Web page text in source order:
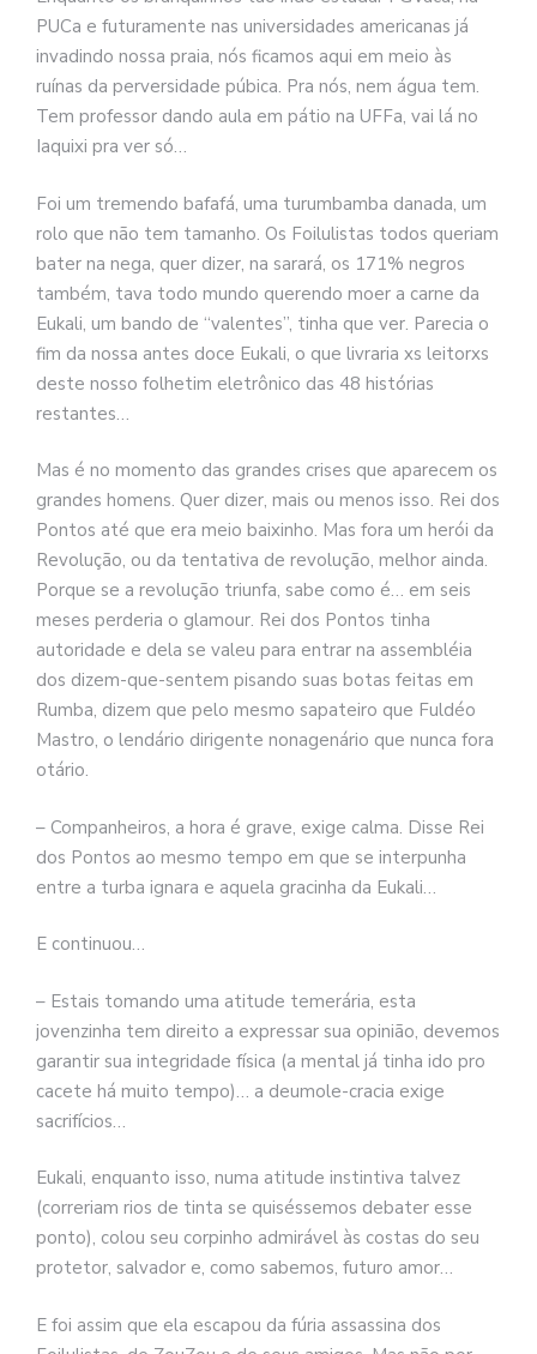
PUCa e futuramente nas universidades americanas já
invadindo nossa praia, nós ficamos aqui em meio às
ruínas da perversidade púbica. Pra nós, nem água tem.
Tem professor dando aula em pátio na UFFa, vai lá no
Iaquixi pra ver só…
Foi um tremendo bafafá, uma turumbamba danada, um
rolo que não tem tamanho. Os Foilulistas todos queriam
bater na nega, quer dizer, na sarará, os 171% negros
também, tava todo mundo querendo moer a carne da
Eukali, um bando de “valentes”, tinha que ver. Parecia o
fim da nossa antes doce Eukali, o que livraria xs leitorxs
deste nosso folhetim eletrônico das 48 histórias
restantes…
Mas é no momento das grandes crises que aparecem os
grandes homens. Quer dizer, mais ou menos isso. Rei dos
Pontos até que era meio baixinho. Mas fora um herói da
Revolução, ou da tentativa de revolução, melhor ainda.
Porque se a revolução triunfa, sabe como é… em seis
meses perderia o glamour. Rei dos Pontos tinha
autoridade e dela se valeu para entrar na assembléia
dos dizem-que-sentem pisando suas botas feitas em
Rumba, dizem que pelo mesmo sapateiro que Fuldéo
Mastro, o lendário dirigente nonagenário que nunca fora
otário.
– Companheiros, a hora é grave, exige calma. Disse Rei
dos Pontos ao mesmo tempo em que se interpunha
entre a turba ignara e aquela gracinha da Eukali…
E continuou…
– Estais tomando uma atitude temerária, esta
jovenzinha tem direito a expressar sua opinião, devemos
garantir sua integridade física (a mental já tinha ido pro
cacete há muito tempo)… a deumole-cracia exige
sacrifícios…
Eukali, enquanto isso, numa atitude instintiva talvez
(correriam rios de tinta se quiséssemos debater esse
ponto), colou seu corpinho admirável às costas do seu
protetor, salvador e, como sabemos, futuro amor…
E foi assim que ela escapou da fúria assassina dos